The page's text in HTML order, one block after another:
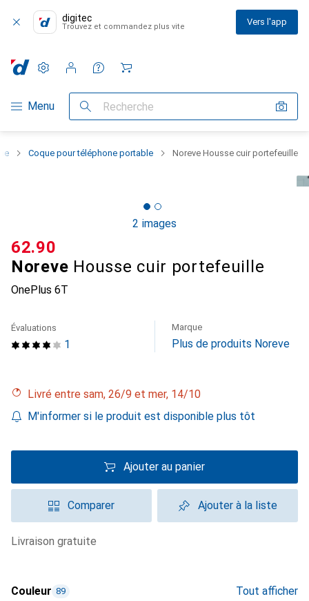
digitec
Trouvez et commandez plus vite Vers l'app
Navigation par catégorie
Menu Recherche
Paramètres
Compte client
Listes de comparaison
Listes d'envies
Panier
Coque pour téléphone portable Noreve Housse cuir portefeuille
2 images
Noreve Housse cuir portefeuille
OnePlus 6T
CHF
62.90
1
Évaluations Marque
Plus de produits Noreve
Livré entre sam, 26/9 et mer, 14/10
M'informer si le produit est disponible plus tôt
Ajouter au panier
Comparer Ajouter à la liste
livraison gratuite
Couleur 89 Tout afficher